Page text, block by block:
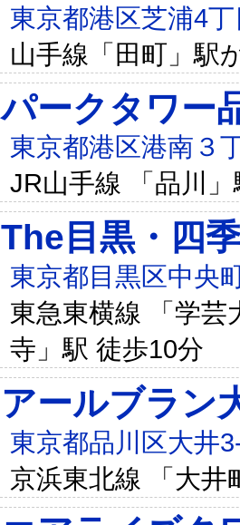
東京都港区芝浦4
山手線「田町」駅
パークタワー
東京都港区港南３
JR山手線 「品川
The目黒・四
東京都目黒区中央
東急東横線 「学芸
寺」駅 徒歩10分
アールブラン
東京都品川区大井
京浜東北線 「大井